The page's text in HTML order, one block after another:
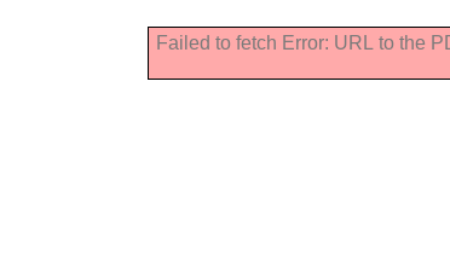
Failed to fetch Error: URL to the